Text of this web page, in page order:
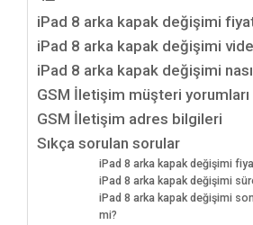
iPad 8 arka kapak değişimi
iPad 8 arka kapak değişimi
iPad 8 arka kapak değişimi
GSM İletişim müşteri yorumları
GSM İletişim adres bilgileri
Sıkça sorulan sorular
iPad 8 arka kapak değişimi
iPad 8 arka kapak değişimi
iPad 8 arka kapak değişimi
mi?